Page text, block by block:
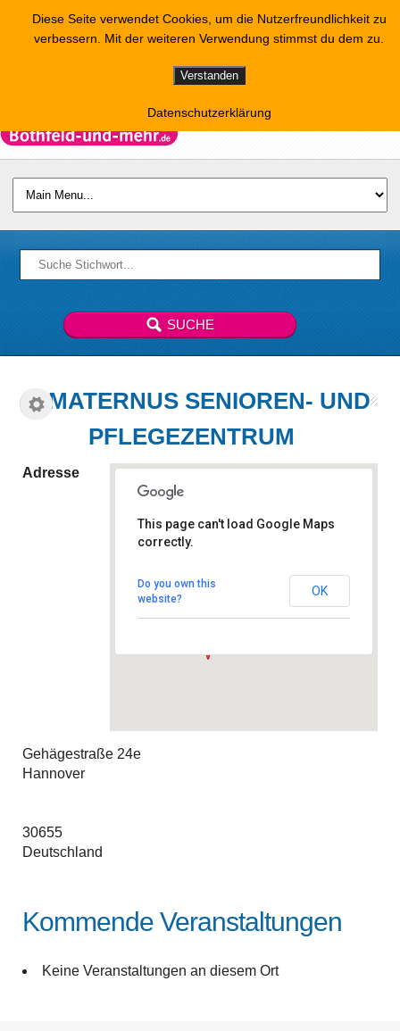
MATERNUS SENIOREN- UND
PFLEGEZENTRUM
Gehägestraße 24e - Hannover
Veranstaltungen
This page can't load Google Maps
correctly.
Do you own this
website?
OK
Adresse
Gehägestraße 24e
Hannover
30655
Deutschland
Kommende Veranstaltungen
Keine Veranstaltungen an diesem Ort
Diese Seite verwendet Cookies, um die Nutzerfreundlichkeit zu
verbessern. Mit der weiteren Verwendung stimmst du dem zu.
Verstanden
Datenschutzerklärung